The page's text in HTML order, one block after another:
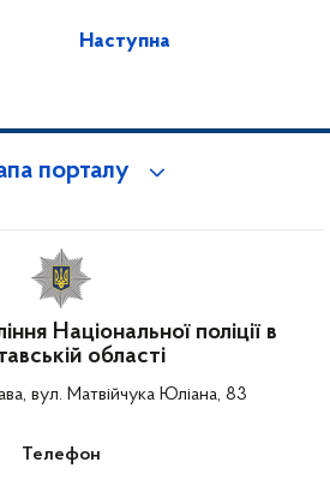
Наступна
порталу
Національної поліції в
області
вул. Матвійчука Юліана, 83
Телефон